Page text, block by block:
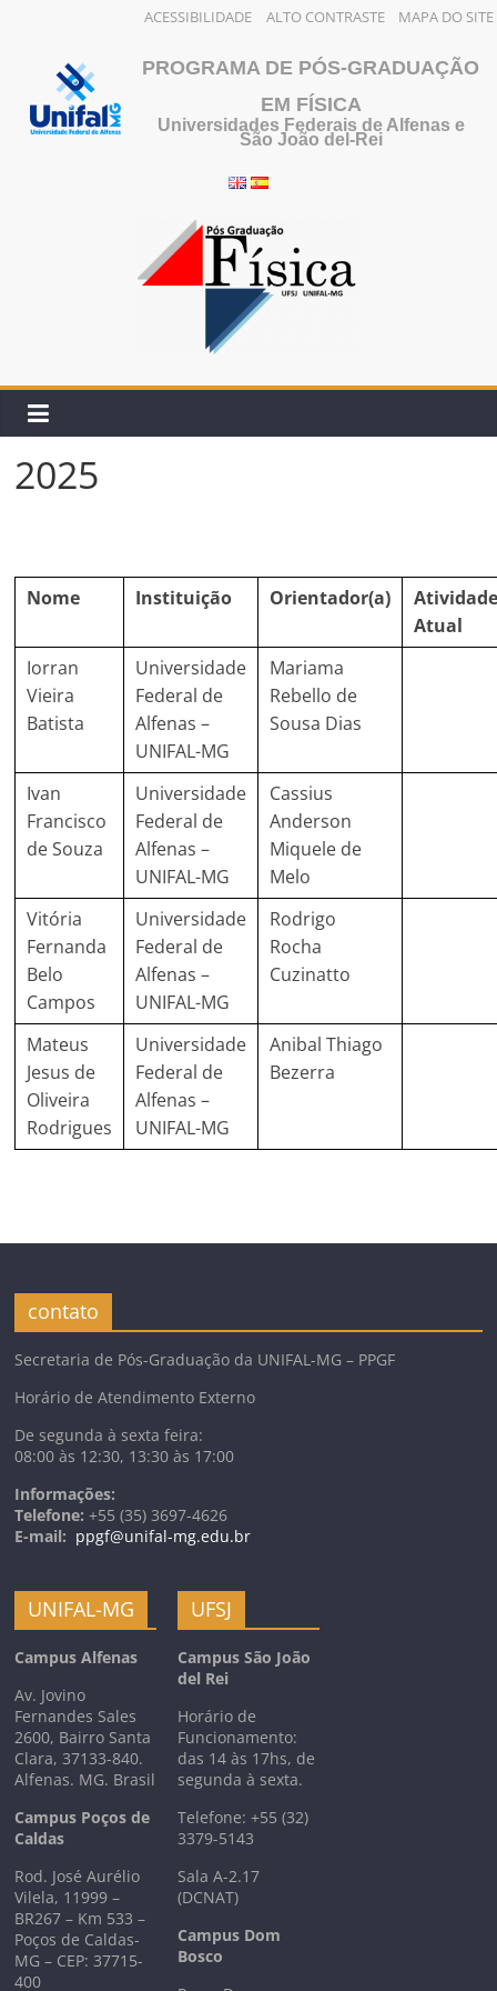
ACESSIBILIDADE ALTO CONTRASTE MAPA DO SITE
conteúdo
PROGRAMA DE PÓS-GRADUAÇÃO
EM FÍSICA
Universidades Federais de Alfenas e
São João del-Rei
2025
Nome Instituição Orientador(a)
Atual
Iorran
Vieira
Batista
Universidade
Federal de
Alfenas –
UNIFAL-MG
Mariama
Rebello de
Sousa Dias
Ivan
Francisco
de Souza
Universidade
Federal de
Alfenas –
UNIFAL-MG
Cassius
Anderson
Miquele de
Melo
Vitória
Fernanda
Belo
Campos
Universidade
Federal de
Alfenas –
UNIFAL-MG
Rodrigo
Rocha
Cuzinatto
Mateus
Jesus de
Oliveira
Rodrigues
Universidade
Federal de
Alfenas –
UNIFAL-MG
Anibal Thiago
Bezerra
contato
Secretaria de Pós-Graduação da UNIFAL-MG – PPGF
Horário de Atendimento Externo
De segunda à sexta feira:
08:00 às 12:30, 13:30 às 17:00
Informações:
Telefone: +55 (35) 3697-4626
E-mail: ppgf@unifal-mg.edu.br
UNIFAL-MG
Campus Alfenas
Av. Jovino
Fernandes Sales
2600, Bairro Santa
Clara, 37133-840.
Alfenas. MG. Brasil
Campus Poços de
Caldas
Rod. José Aurélio
Vilela, 11999 –
BR267 – Km 533 –
Poços de Caldas-
MG – CEP: 37715-
400
UFSJ
Campus São João
del Rei
Horário de
Funcionamento:
das 14 às 17hs, de
segunda à sexta.
Telefone: +55 (32)
3379-5143
Sala A-2.17
(DCNAT)
Campus Dom
Bosco